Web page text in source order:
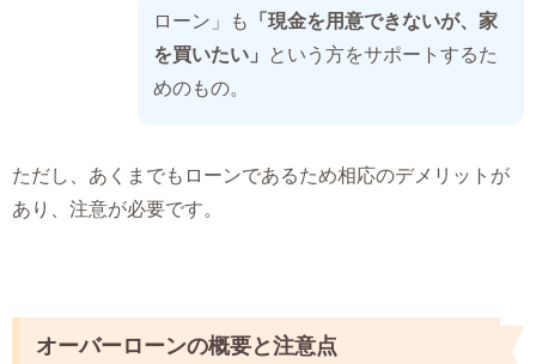
ローン」も
「現金を用意できないが、家
を買いたい」
という方をサポートするた
めのもの。
ただし、あくまでもローンであるため相応のデメリットが
あり、注意が必要です。
オーバーローンの概要と注意点